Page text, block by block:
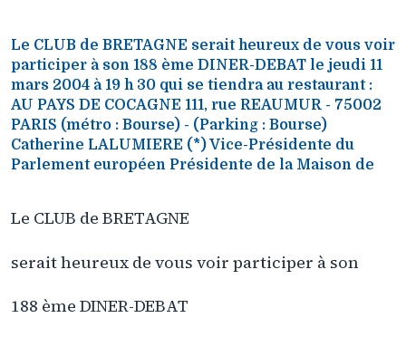
Le CLUB de BRETAGNE serait heureux de vous voir
participer à son 188 ème DINER-DEBAT le jeudi 11
mars 2004 à 19 h 30 qui se tiendra au restaurant :
AU PAYS DE COCAGNE 111, rue REAUMUR - 75002
PARIS (métro : Bourse) - (Parking : Bourse)
Catherine LALUMIERE (*) Vice-Présidente du
Parlement européen Présidente de la Maison de
Le CLUB de BRETAGNE
serait heureux de vous voir participer à son
188 ème DINER-DEBAT